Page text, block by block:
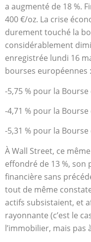
a augmenté de 18 %.
400 €/oz. La crise
durement touché la
considérablement
enregistrée lundi 16
bourses européennes :
-5,75 % pour la Bourse
-4,71 % pour la
-5,31 % pour la
À Wall Street, ce
effondré de 13 %, son
financière sans
tout de même
actifs subsistaient, et
rayonnante (c’est le
l’immobilier, mais pas